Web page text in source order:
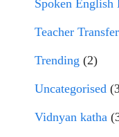
Spoken English
Teacher Transfer
Trending (2)
Uncategorised
Vidnyan katha